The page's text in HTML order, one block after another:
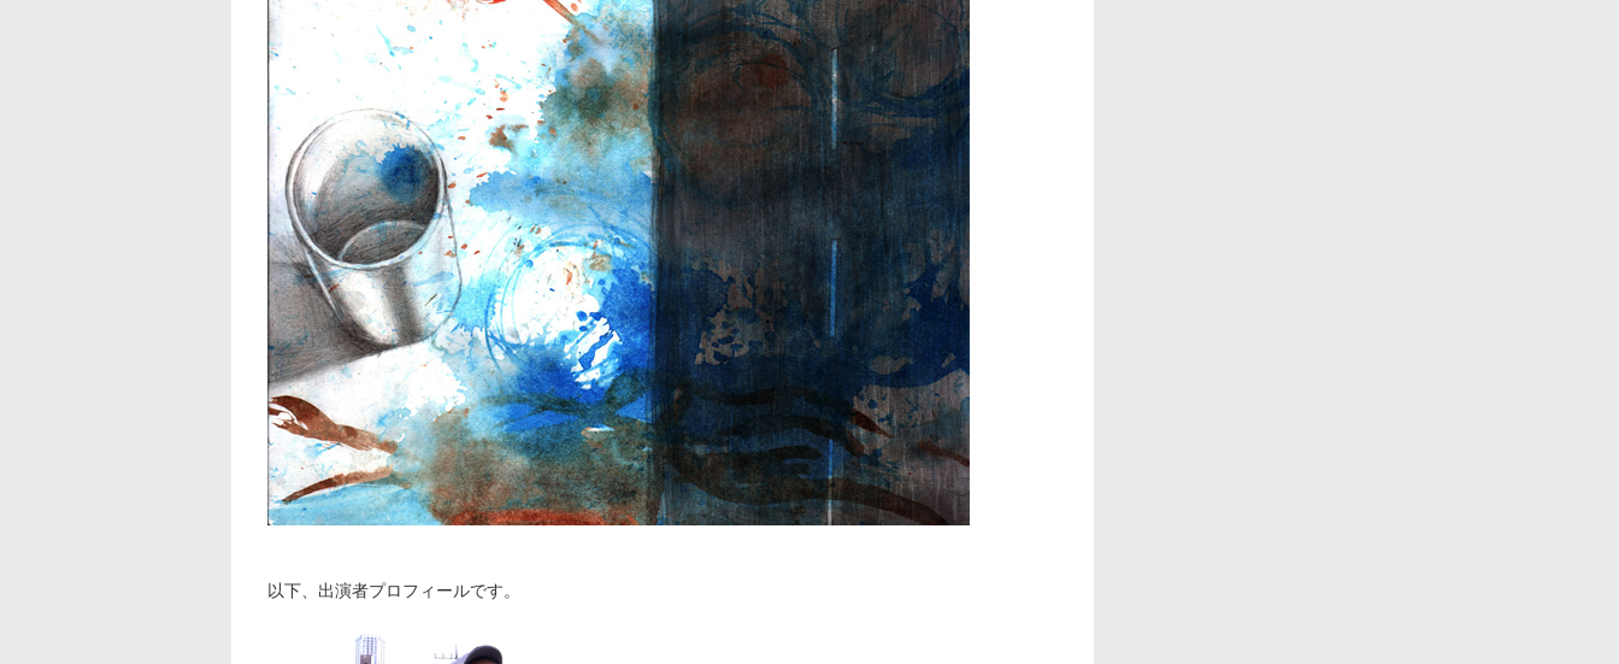
以下、出演者プロフィールです。